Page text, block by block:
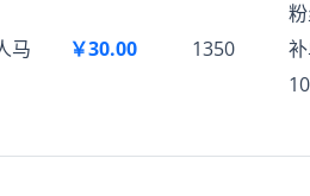
马
￥30.00 1350